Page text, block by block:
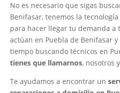
No es necesario que sigas
Benifasar, tenemos la
para hacer llegar tu demanda a
actúan en Puebla de Benifasar
tiempo buscando técnicos en
tienes que llamarnos, nosotros
Te ayudamos a encontrar un